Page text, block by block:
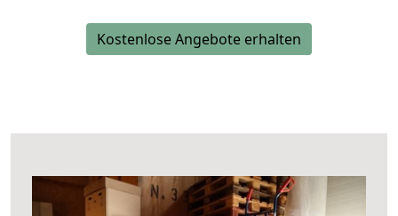
Kostenlose Angebote erhalten